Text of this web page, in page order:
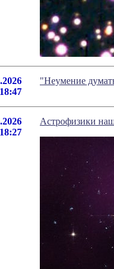
18:47
"Неумение
18:27
Астрофизики